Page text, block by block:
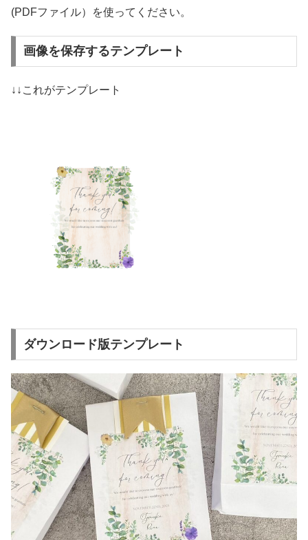
(PDFファイル）を使ってください。
画像を保存するテンプレート
↓↓これがテンプレート
ダウンロード版テンプレート